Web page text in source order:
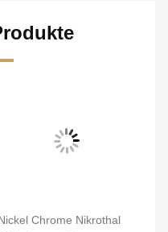
Chrome Nikrothal